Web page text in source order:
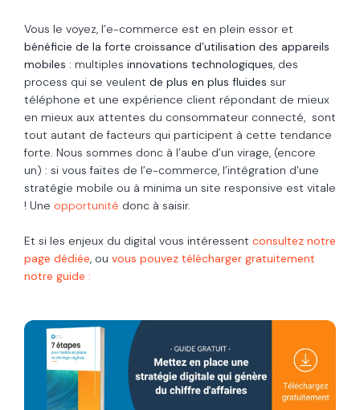
Vous le voyez, l’e-commerce est en plein essor et
bénéficie de la forte croissance d’utilisation des appareils
mobiles : multiples innovations technologiques, des
process qui se veulent de plus en plus fluides sur
téléphone et une expérience client répondant de mieux
en mieux aux attentes du consommateur connecté, sont
tout autant de facteurs qui participent à cette tendance
forte. Nous sommes donc à l’aube d’un virage, (encore
un) : si vous faites de l’e-commerce, l’intégration d’une
stratégie mobile ou à minima un site responsive est vitale
! Une opportunité donc à saisir.
Et si les enjeux du digital vous intéressent consultez notre
page dédiée, ou vous pouvez télécharger gratuitement
notre guide :